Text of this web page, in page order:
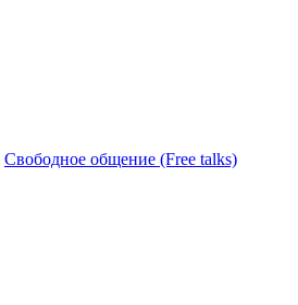
Свободное общение (Free talks)